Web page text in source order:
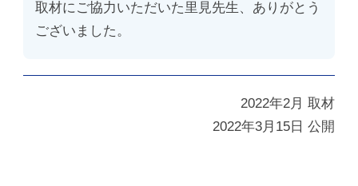
取材にご協力いただいた里見先生、ありがとう
ございました。
2022年2月 取材
2022年3月15日 公開